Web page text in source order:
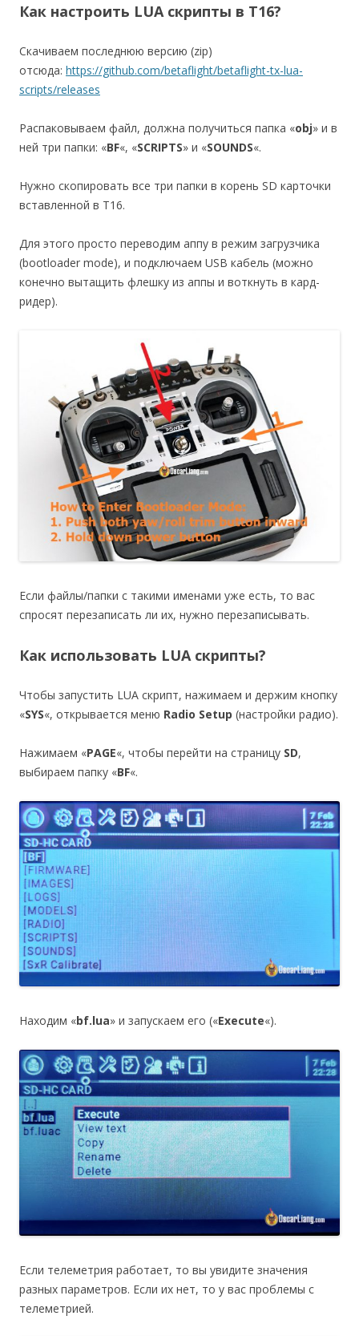
Как настроить LUA скрипты в T16?
Скачиваем последнюю версию (zip)
отсюда: https://github.com/betaflight/betaflight-tx-lua-
scripts/releases
Распаковываем файл, должна получиться папка «obj» и в
ней три папки: «BF«, «SCRIPTS» и «SOUNDS«.
Нужно скопировать все три папки в корень SD карточки
вставленной в T16.
Для этого просто переводим аппу в режим загрузчика
(bootloader mode), и подключаем USB кабель (можно
конечно вытащить флешку из аппы и воткнуть в кард-
ридер).
Если файлы/папки с такими именами уже есть, то вас
спросят перезаписать ли их, нужно перезаписывать.
Как использовать LUA скрипты?
Чтобы запустить LUA скрипт, нажимаем и держим кнопку
«SYS«, открывается меню Radio Setup (настройки радио).
Нажимаем «PAGE«, чтобы перейти на страницу SD,
выбираем папку «BF«.
Находим «bf.lua» и запускаем его («Execute«).
Если телеметрия работает, то вы увидите значения
разных параметров. Если их нет, то у вас проблемы с
телеметрией.